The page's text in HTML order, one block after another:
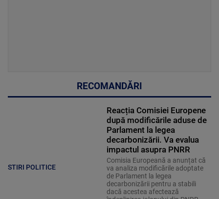
RECOMANDĂRI
STIRI POLITICE
Reacția Comisiei Europene
după modificările aduse de
Parlament la legea
decarbonizării. Va evalua
impactul asupra PNRR
Comisia Europeană a anunțat că
va analiza modificările adoptate
de Parlament la legea
decarbonizării pentru a stabili
dacă acestea afectează